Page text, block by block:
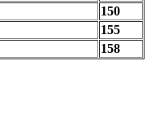
150
155
158